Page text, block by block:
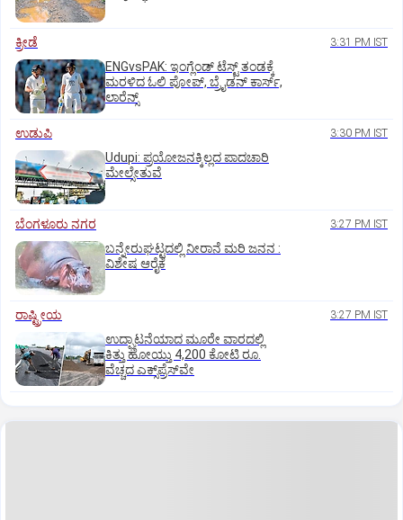
ಕ್ರೀಡೆ 3:31 PM IST
ENGvsPAK: ಇಂಗ್ಲೆಂಡ್‌ ಟೆಸ್ಟ್‌ ತಂಡಕ್ಕೆ
ಮರಳಿದ ಓಲಿ ಪೋಪ್, ಬ್ರೈಡನ್ ಕಾರ್ಸ್,
ಲಾರೆನ್ಸ್
ಉಡುಪಿ 3:30 PM IST
Udupi: ಪ್ರಯೋಜನಕ್ಕಿಲ್ಲದ ಪಾದಚಾರಿ
ಮೇಲ್ಸೇತುವೆ
ಬೆಂಗಳೂರು ನಗರ 3:27 PM IST
ಬನ್ನೇರುಘಟ್ಟದಲ್ಲಿ ನೀರಾನೆ ಮರಿ ಜನನ :
ವಿಶೇಷ ಆರೈಕೆ
ರಾಷ್ಟ್ರೀಯ 3:27 PM IST
ಉದ್ಘಾಟನೆಯಾದ ಮೂರೇ ವಾರದಲ್ಲಿ
ಕಿತ್ತು ಹೋಯ್ತು 4,200 ಕೋಟಿ ರೂ.
ವೆಚ್ಚದ ಎಕ್ಸ್‌ಪ್ರೆಸ್‌ವೇ